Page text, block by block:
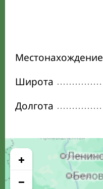
Местонахождение
Широта
Долгота
+
−